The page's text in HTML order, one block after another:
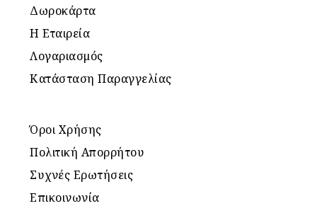
Δωροκάρτα
Η Εταιρεία
Λογαριασμός
Κατάσταση Παραγγελίας
Όροι Χρήσης
Πολιτική Απορρήτου
Συχνές Ερωτήσεις
Επικοινωνία